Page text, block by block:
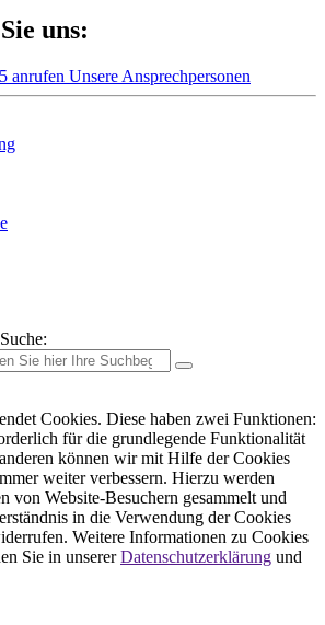
uns:
anrufen Unsere Ansprechpersonen
Cookies. Diese haben zwei Funktionen:
für die grundlegende Funktionalität
können wir mit Hilfe der Cookies
weiter verbessern. Hierzu werden
von Website-Besuchern gesammelt und
in die Verwendung der Cookies
Weitere Informationen zu Cookies
Sie in unsererDatenschutzerklärung und